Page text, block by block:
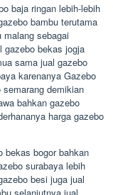
baja ringan lebih-lebih
bambu terutama
malang sebagai
gazebo bekas jogja
sama jual gazebo
karenanya Gazebo
demikian
bahkan gazebo
harga gazebo
bekas bogor bahkan
surabaya lebih
besi juga jual
selanjutnya jual